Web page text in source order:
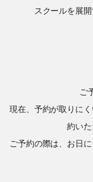
スクールを展
ご
現在、予約が取りに
約いた
ご予約の際は、お日